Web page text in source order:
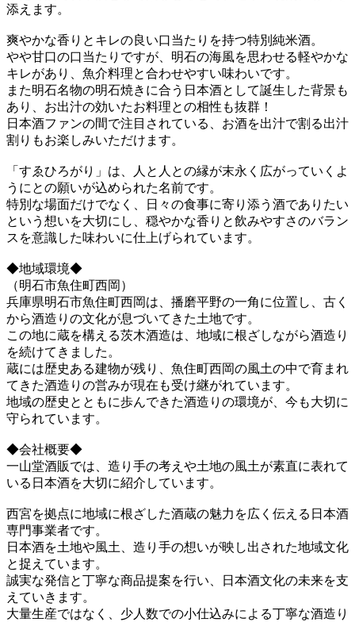
添えます。
爽やかな香りとキレの良い口当たりを持つ特別純米酒。
やや甘口の口当たりですが、明石の海風を思わせる軽やかな
キレがあり、魚介料理と合わせやすい味わいです。
また明石名物の明石焼きに合う日本酒として誕生した背景も
あり、お出汁の効いたお料理との相性も抜群！
日本酒ファンの間で注目されている、お酒を出汁で割る出汁
割りもお楽しみいただけます。
「すゑひろがり」は、人と人との縁が末永く広がっていくよ
うにとの願いが込められた名前です。
特別な場面だけでなく、日々の食事に寄り添う酒でありたい
という想いを大切にし、穏やかな香りと飲みやすさのバラン
スを意識した味わいに仕上げられています。
◆地域環境◆
（明石市魚住町西岡）
兵庫県明石市魚住町西岡は、播磨平野の一角に位置し、古く
から酒造りの文化が息づいてきた土地です。
この地に蔵を構える茨木酒造は、地域に根ざしながら酒造り
を続けてきました。
蔵には歴史ある建物が残り、魚住町西岡の風土の中で育まれ
てきた酒造りの営みが現在も受け継がれています。
地域の歴史とともに歩んできた酒造りの環境が、今も大切に
守られています。
◆会社概要◆
一山堂酒販では、造り手の考えや土地の風土が素直に表れて
いる日本酒を大切に紹介しています。
西宮を拠点に地域に根ざした酒蔵の魅力を広く伝える日本酒
専門事業者です。
日本酒を土地や風土、造り手の想いが映し出された地域文化
と捉えています。
誠実な発信と丁寧な商品提案を行い、日本酒文化の未来を支
えていきます。
大量生産ではなく、少人数での小仕込みによる丁寧な酒造り